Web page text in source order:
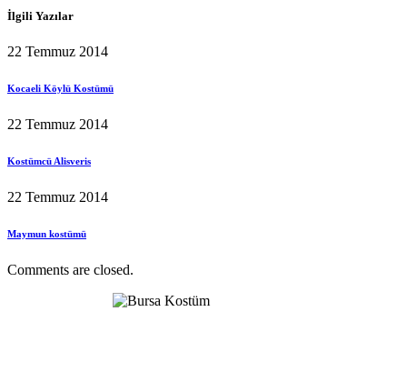
İlgili Yazılar
22 Temmuz 2014
Kocaeli Köylü Kostümü
22 Temmuz 2014
Kostümcü Alisveris
22 Temmuz 2014
Maymun kostümü
Comments are closed.